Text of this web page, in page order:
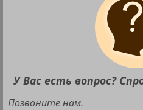
У Вас есть вопрос?
Позвоните нам.